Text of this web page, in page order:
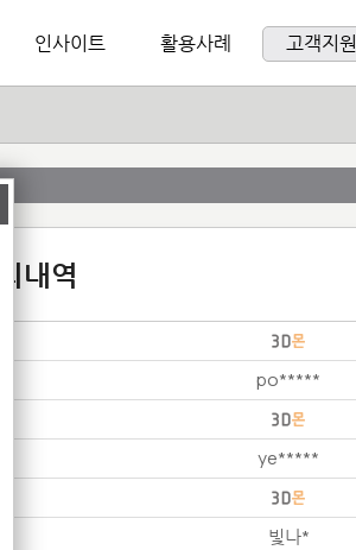
인사이트 활용사례 고객지원
내역
po*****
ye*****
빛나*